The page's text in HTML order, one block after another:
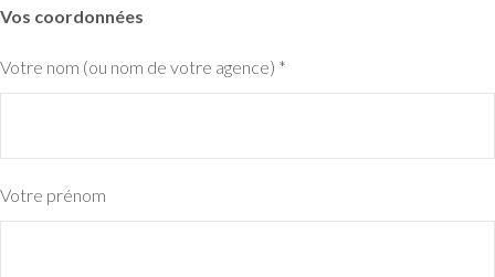
Vos coordonnées
Votre nom (ou nom de votre agence) *
Votre prénom